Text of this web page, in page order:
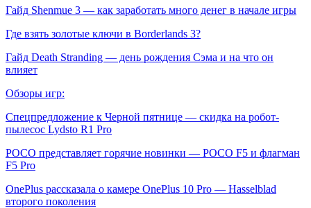
Гайд Shenmue 3 — как заработать много денег в начале игры
Где взять золотые ключи в Borderlands 3?
Гайд Death Stranding — день рождения Сэма и на что он
влияет
Обзоры игр:
Спецпредложение к Черной пятнице — скидка на робот-
пылесос Lydsto R1 Pro
POCO представляет горячие новинки — POCO F5 и флагман
F5 Pro
OnePlus рассказала о камере OnePlus 10 Pro — Hasselblad
второго поколения